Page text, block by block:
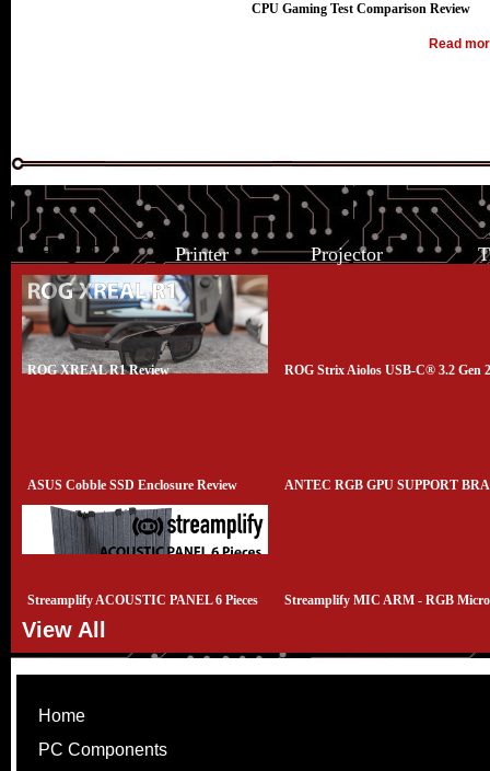
CPU Gaming Test Comparison Review
Read
Gadgets Printer Projector
ROG XREAL R1 Review
ROG Strix Aiolos USB-C® 3.2 Gen
ASUS Cobble SSD Enclosure Review
ANTEC RGB GPU SUPPORT
Streamplify ACOUSTIC PANEL 6 Pieces
Review
Streamplify MIC ARM - RGB
View All
Home
PC Components